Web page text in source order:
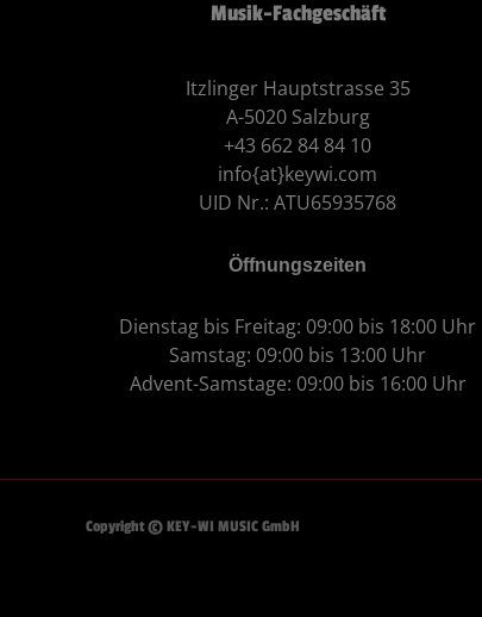
Musik-Fachgeschäft
Itzlinger Hauptstrasse 35
A-5020 Salzburg
+43 662 84 84 10
info{at}keywi.com
UID Nr.: ATU65935768
Öffnungszeiten
Dienstag bis Freitag: 09:00 bis 18:00 Uhr
Samstag: 09:00 bis 13:00 Uhr
Advent-Samstage: 09:00 bis 16:00 Uhr
Copyright © KEY-WI MUSIC GmbH